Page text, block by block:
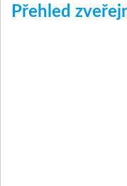
Přehled